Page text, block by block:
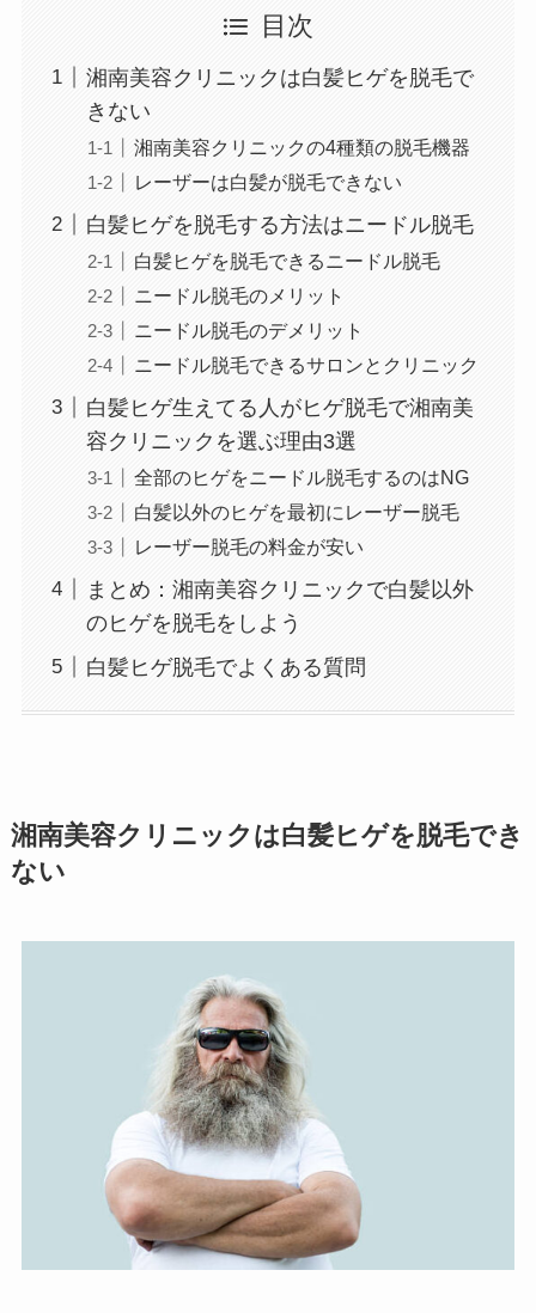
目次
湘南美容クリニックは白髪ヒゲを脱毛で
きない
湘南美容クリニックの4種類の脱毛機器
レーザーは白髪が脱毛できない
白髪ヒゲを脱毛する方法はニードル脱毛
白髪ヒゲを脱毛できるニードル脱毛
ニードル脱毛のメリット
ニードル脱毛のデメリット
ニードル脱毛できるサロンとクリニック
白髪ヒゲ生えてる人がヒゲ脱毛で湘南美
容クリニックを選ぶ理由3選
全部のヒゲをニードル脱毛するのはNG
白髪以外のヒゲを最初にレーザー脱毛
レーザー脱毛の料金が安い
まとめ：湘南美容クリニックで白髪以外
のヒゲを脱毛をしよう
白髪ヒゲ脱毛でよくある質問
湘南美容クリニックは白髪ヒゲを脱毛でき
ない